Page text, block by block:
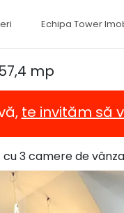
Echipa Tower
mp
te invităm să
3 camere de